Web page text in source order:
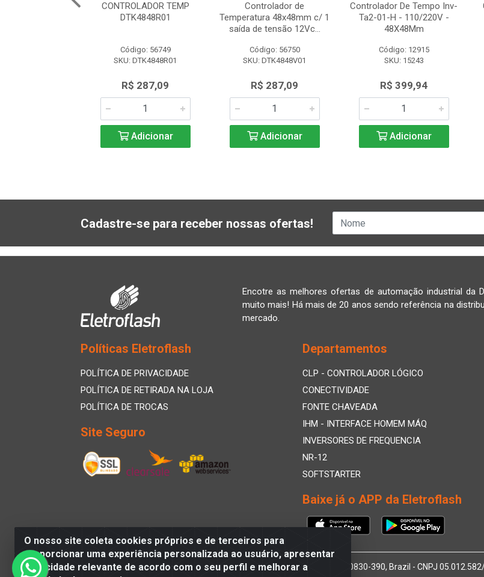
CONTROLADOR TEMP
DTK4848R01
Código: 56749
SKU: DTK4848R01
R$ 287,09
Adicionar
Controlador de
Temperatura 48x48mm c/ 1
saída de tensão 12Vc...
Código: 56750
SKU: DTK4848V01
R$ 287,09
Adicionar
Controlador De Tempo Inv-
Ta2-01-H - 110/220V -
48X48Mm
Código: 12915
SKU: 15243
R$ 399,94
Adicionar
O nosso site coleta cookies próprios e de terceiros para
proporcionar uma experiência personalizada ao usuário, apresentar
publicidade relevante de acordo com o seu perfil e melhorar a
Cadastre-se para receber nossas ofertas!
Encotre as melhores ofertas de automação industrial da
muito mais! Há mais de 20 anos sendo referência na
mercado.
Políticas Eletroflash
POLÍTICA DE PRIVACIDADE
POLÍTICA DE RETIRADA NA LOJA
POLÍTICA DE TROCAS
Site Seguro
Departamentos
CLP - CONTROLADOR LÓGICO
CONECTIVIDADE
FONTE CHAVEADA
IHM - INTERFACE HOMEM MÁQ
INVERSORES DE FREQUENCIA
NR-12
SOFTSTARTER
Baixe já o APP da Eletroflash
Eletroflash - R. Maj. Justino da Silveira, 202 - Afogados, Recife - PE, 50830-390, Brazil - CNPJ